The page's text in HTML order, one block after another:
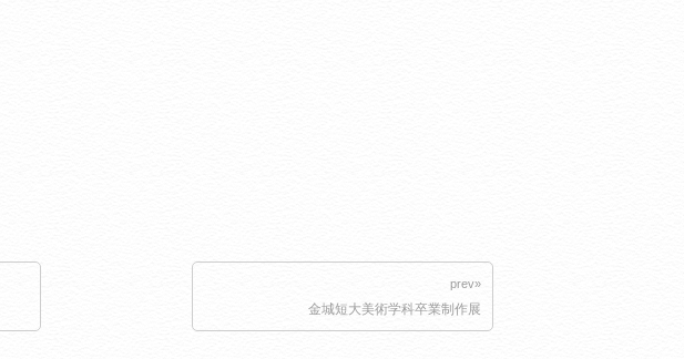
prev»
金城短大美術学科卒業制作展